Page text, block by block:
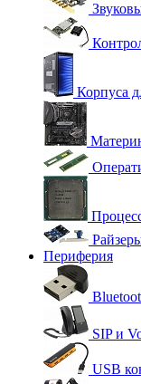
Корпуса
Периферия
SIP и
USB